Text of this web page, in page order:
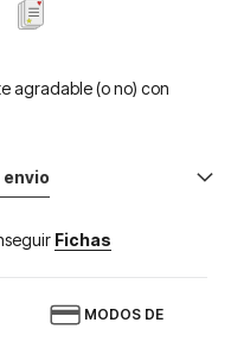
agradable (o no) con
Fichas
MODOS DE